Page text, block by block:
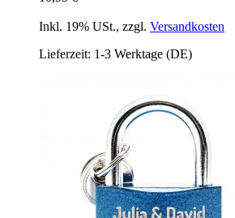
Inkl. 19% USt., zzgl. Versandkosten
Lieferzeit: 1-3 Werktage (DE)